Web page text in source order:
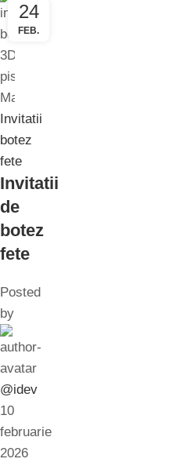
24
FEB.
Invitatii
botez
fete
Invitatii
de
botez
fete
Posted
by
@idev
10
februarie
2026